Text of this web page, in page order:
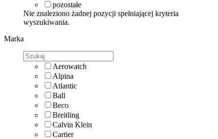
pozostałe
Nie znaleziono żadnej pozycji spełniającej kryteria
wyszukiwania.
Marka
Aerowatch
Alpina
Atlantic
Ball
Beco
Breitling
Calvin Klein
Cartier